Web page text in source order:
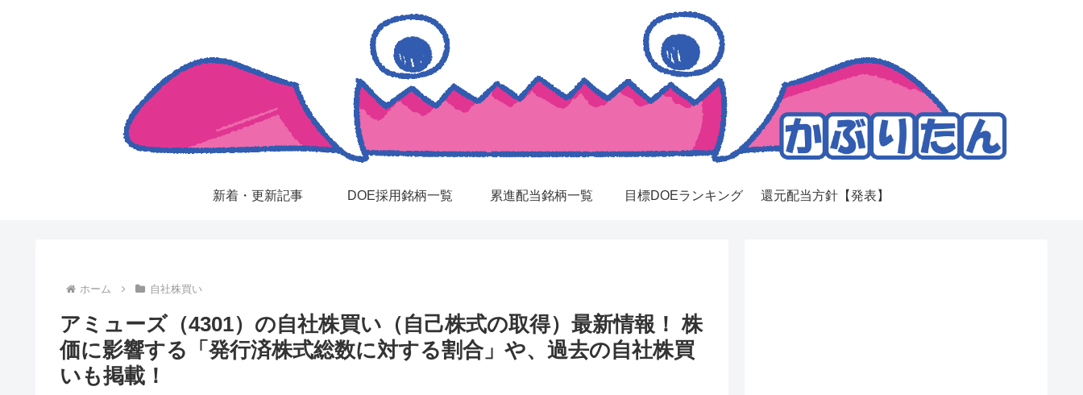
新着・更新記事 DOE採用銘柄一覧 累進配当銘柄一覧 目標DOEランキング 還元配当方針【発表】
ホーム 自社株買い
アミューズ（4301）の自社株買い（自己株式の取得）最新情報！ 株
価に影響する「発行済株式総数に対する割合」や、過去の自社株買
いも掲載！